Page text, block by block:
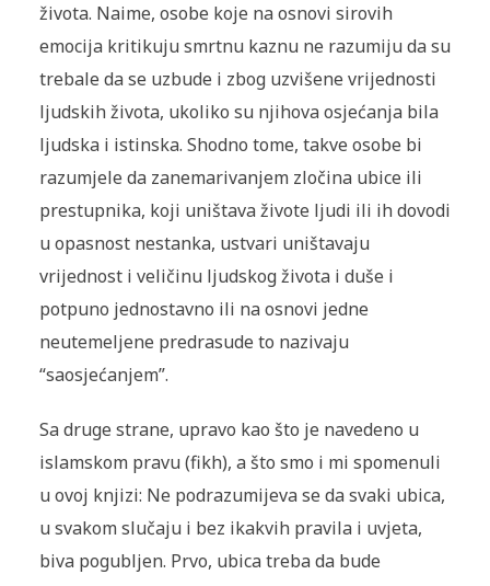
života. Naime, osobe koje na osnovi sirovih
emocija kritikuju smrtnu kaznu ne razumiju da su
trebale da se uzbude i zbog uzvišene vrijednosti
ljudskih života, ukoliko su njihova osjećanja bila
ljudska i istinska. Shodno tome, takve osobe bi
razumjele da zanemarivanjem zločina ubice ili
prestupnika, koji uništava živote ljudi ili ih dovodi
u opasnost nestanka, ustvari uništavaju
vrijednost i veličinu ljudskog života i duše i
potpuno jednostavno ili na osnovi jedne
neutemeljene predrasude to nazivaju
“saosjećanjem”.
Sa druge strane, upravo kao što je navedeno u
islamskom pravu (fikh), a što smo i mi spomenuli
u ovoj knjizi: Ne podrazumijeva se da svaki ubica,
u svakom slučaju i bez ikakvih pravila i uvjeta,
biva pogubljen. Prvo, ubica treba da bude